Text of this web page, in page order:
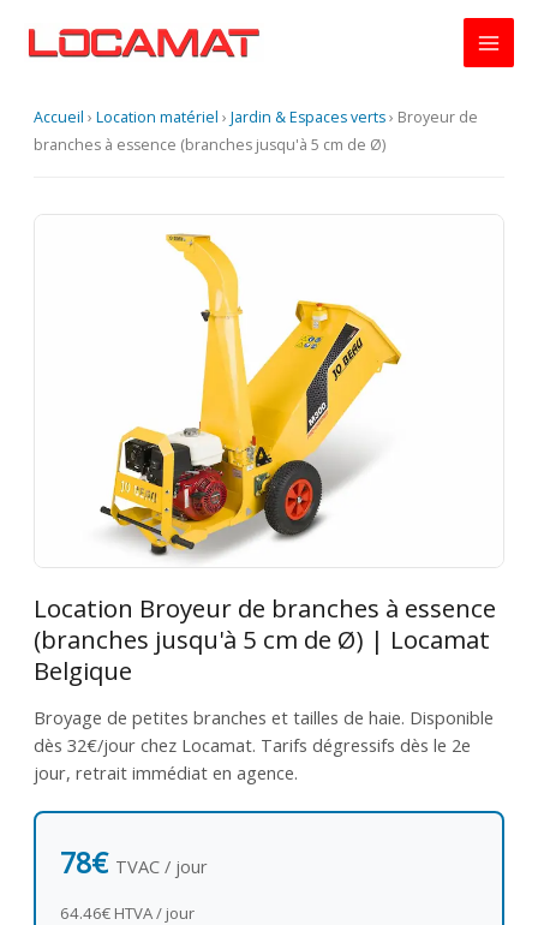
Accueil › Location matériel › Jardin & Espaces verts› Broyeur de
branches à essence (branches jusqu'à 5 cm de Ø)
Location Broyeur de branches à essence
(branches jusqu'à 5 cm de Ø) | Locamat
Belgique
Broyage de petites branches et tailles de haie. Disponible
dès 32€/jour chez Locamat. Tarifs dégressifs dès le 2e
jour, retrait immédiat en agence.
78€ TVAC / jour
64.46€ HTVA / jour